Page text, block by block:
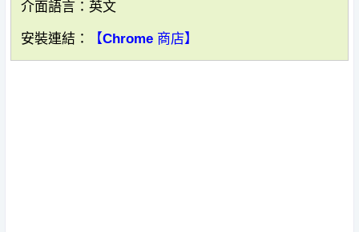
介面語言：英文
安裝連結： 【Chrome 商店】